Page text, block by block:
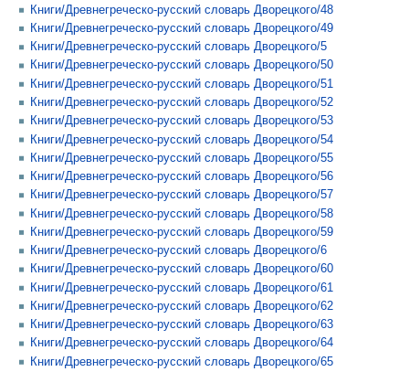
Книги/Древнегреческо-русский словарь Дворецкого/48
Книги/Древнегреческо-русский словарь Дворецкого/49
Книги/Древнегреческо-русский словарь Дворецкого/5
Книги/Древнегреческо-русский словарь Дворецкого/50
Книги/Древнегреческо-русский словарь Дворецкого/51
Книги/Древнегреческо-русский словарь Дворецкого/52
Книги/Древнегреческо-русский словарь Дворецкого/53
Книги/Древнегреческо-русский словарь Дворецкого/54
Книги/Древнегреческо-русский словарь Дворецкого/55
Книги/Древнегреческо-русский словарь Дворецкого/56
Книги/Древнегреческо-русский словарь Дворецкого/57
Книги/Древнегреческо-русский словарь Дворецкого/58
Книги/Древнегреческо-русский словарь Дворецкого/59
Книги/Древнегреческо-русский словарь Дворецкого/6
Книги/Древнегреческо-русский словарь Дворецкого/60
Книги/Древнегреческо-русский словарь Дворецкого/61
Книги/Древнегреческо-русский словарь Дворецкого/62
Книги/Древнегреческо-русский словарь Дворецкого/63
Книги/Древнегреческо-русский словарь Дворецкого/64
Книги/Древнегреческо-русский словарь Дворецкого/65